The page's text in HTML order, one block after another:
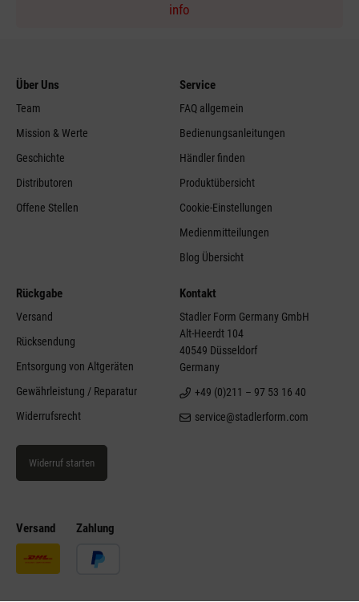
info
Versand Zahlung
Über Uns
Team
Mission & Werte
Geschichte
Distributoren
Offene Stellen
Service
FAQ allgemein
Bedienungsanleitungen
Händler finden
Produktübersicht
Cookie-Einstellungen
Medienmitteilungen
Blog Übersicht
Rückgabe
Versand
Rücksendung
Entsorgung von Altgeräten
Gewährleistung / Reparatur
Widerrufsrecht
Widerruf starten
Kontakt
Stadler Form Germany GmbH
Alt-Heerdt 104
40549 Düsseldorf
Germany
+49 (0)211 – 97 53 16 40
service@stadlerform.com